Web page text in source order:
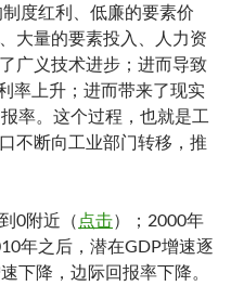
度红利、低廉的要素价
大量的要素投入、人力资
广义技术进步；进而导致
率上升；进而带来了现实
率。这个过程，也就是工
不断向工业部门转移，推
0附近（ 点击）；2000年
年之后，潜在GDP增速逐
下降，边际回报率下降。